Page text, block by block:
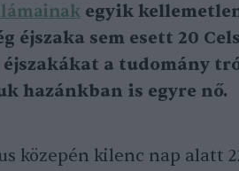
egyik
éjszaka sem esett 20
a tudomány
hazánkban is egyre nő.
közepén kilenc nap alatt